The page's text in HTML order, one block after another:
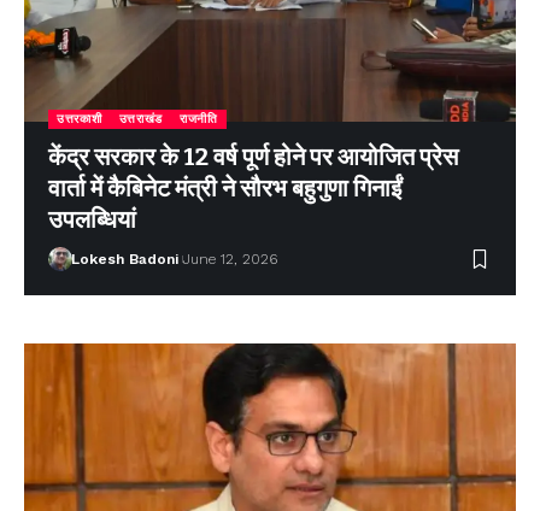
उत्तरकाशी उत्तराखंड राजनीति
केंद्र सरकार के 12 वर्ष पूर्ण होने पर आयोजित प्रेस
वार्ता में कैबिनेट मंत्री ने सौरभ बहुगुणा गिनाईं
उपलब्धियां
Lokesh Badoni June 12, 2026